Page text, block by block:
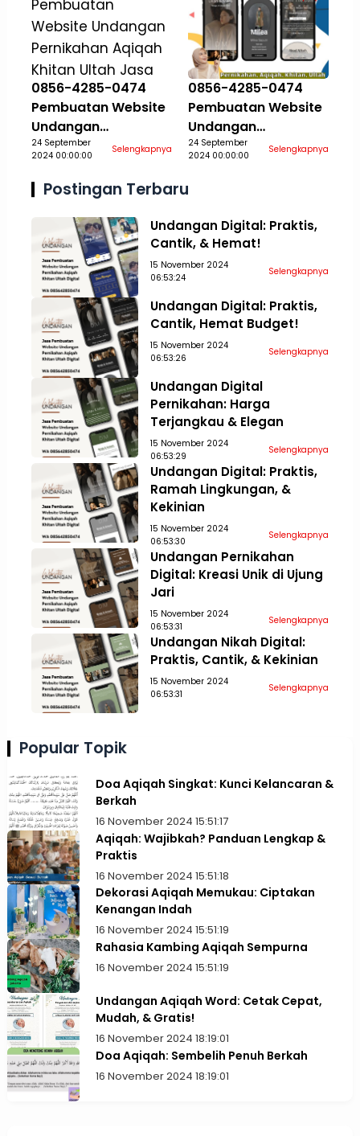
0856-4285-0474
Pembuatan Website
Undangan
Pernikahan Aqiqah
Aceh Tamiang
24 September
2024 00:00:00
Selengkapnya
0856-4285-0474
Pembuatan Website
Undangan
Pernikahan Aqiqah
Aceh Tengah
24 September
2024 00:00:00
Selengkapnya
Postingan Terbaru
Undangan Digital: Praktis,
Cantik, & Hemat!
15 November 2024
06:53:24
Selengkapnya
Undangan Digital: Praktis,
Cantik, Hemat Budget!
15 November 2024
06:53:26
Selengkapnya
Undangan Digital
Pernikahan: Harga
Terjangkau & Elegan
15 November 2024
06:53:29
Selengkapnya
Undangan Digital: Praktis,
Ramah Lingkungan, &
Kekinian
15 November 2024
06:53:30
Selengkapnya
Undangan Pernikahan
Digital: Kreasi Unik di Ujung
Jari
15 November 2024
06:53:31
Selengkapnya
Undangan Nikah Digital:
Praktis, Cantik, & Kekinian
15 November 2024
06:53:31
Selengkapnya
Popular Topik
Doa Aqiqah Singkat: Kunci Kelancaran &
Berkah
16 November 2024 15:51:17
Aqiqah: Wajibkah? Panduan Lengkap &
Praktis
16 November 2024 15:51:18
Dekorasi Aqiqah Memukau: Ciptakan
Kenangan Indah
16 November 2024 15:51:19
Rahasia Kambing Aqiqah Sempurna
16 November 2024 15:51:19
Undangan Aqiqah Word: Cetak Cepat,
Mudah, & Gratis!
16 November 2024 18:19:01
Doa Aqiqah: Sembelih Penuh Berkah
16 November 2024 18:19:01